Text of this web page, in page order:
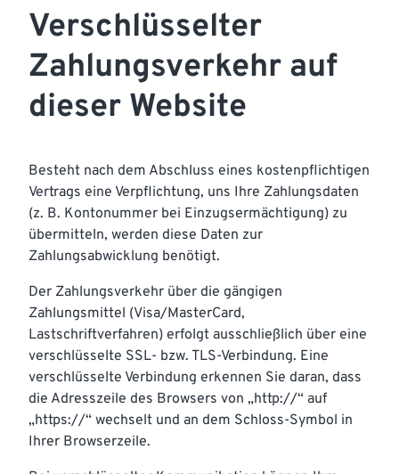
Verschlüsselter
Zahlungsverkehr auf
dieser Website
Besteht nach dem Abschluss eines kostenpflichtigen
Vertrags eine Verpflichtung, uns Ihre Zahlungsdaten
(z. B. Kontonummer bei Einzugsermächtigung) zu
übermitteln, werden diese Daten zur
Zahlungsabwicklung benötigt.
Der Zahlungsverkehr über die gängigen
Zahlungsmittel (Visa/MasterCard,
Lastschriftverfahren) erfolgt ausschließlich über eine
verschlüsselte SSL- bzw. TLS-Verbindung. Eine
verschlüsselte Verbindung erkennen Sie daran, dass
die Adresszeile des Browsers von „http://“ auf
„https://“ wechselt und an dem Schloss-Symbol in
Ihrer Browserzeile.